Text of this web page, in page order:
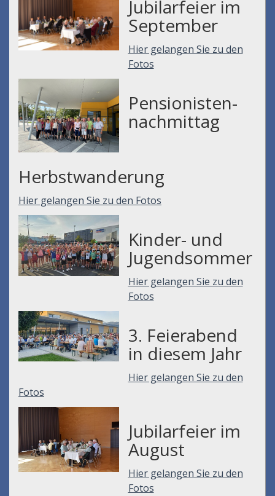
Jubilarfeier im
September
Hier gelangen Sie zu den
Fotos
Pensionisten-
nachmittag
Herbstwanderung
Hier gelangen Sie zu den Fotos
Kinder- und
Jugendsommer
Hier gelangen Sie zu den
Fotos
3. Feierabend
in diesem Jahr
Hier gelangen Sie zu den
Fotos
Jubilarfeier im
August
Hier gelangen Sie zu den
Fotos